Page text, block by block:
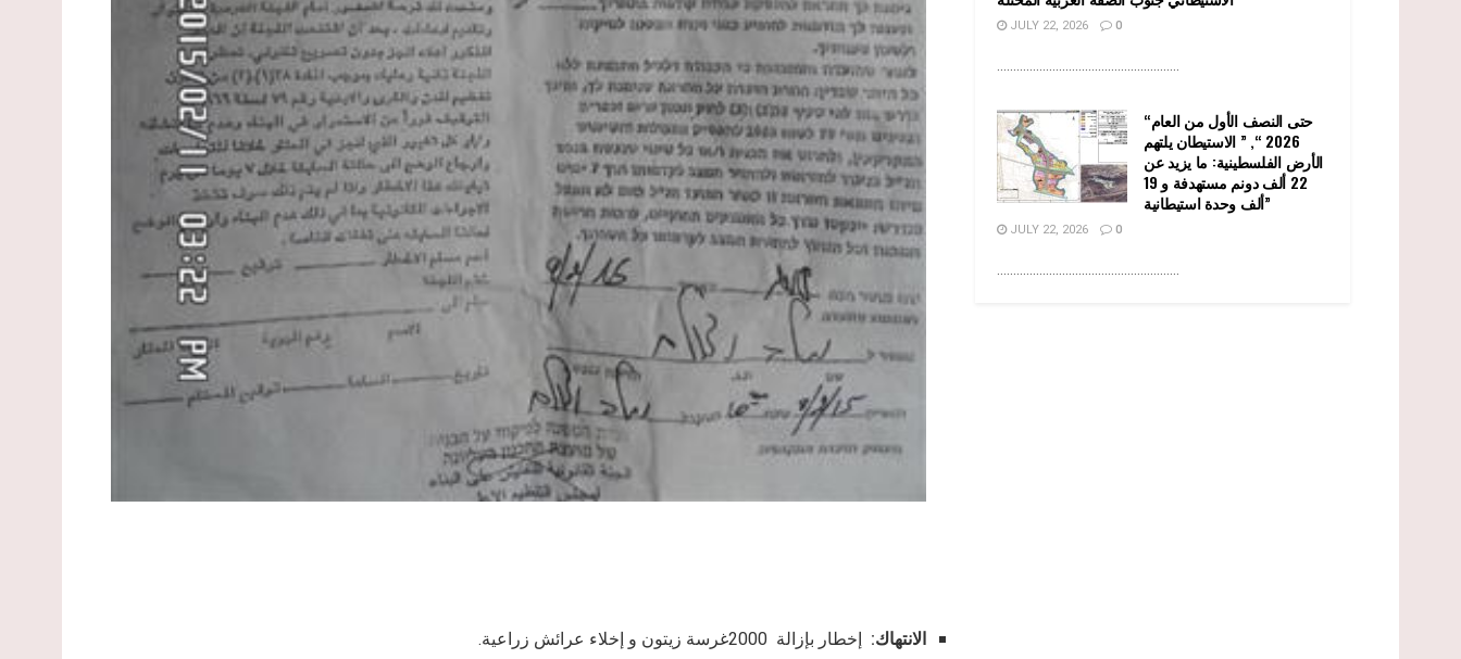
الانتهاك: إخطار بإزالة 2000غرسة زيتون و إخلاء عرائش زراعية.
JULY 22, 2026 0
........................................................
“حتى النصف الأول من العام
2026 “, ” الاستيطان يلتهم
الأرض الفلسطينية: ما يزيد عن
22 ألف دونم مستهدفة و 19
ألف وحدة استيطانية”
JULY 22, 2026 0
........................................................